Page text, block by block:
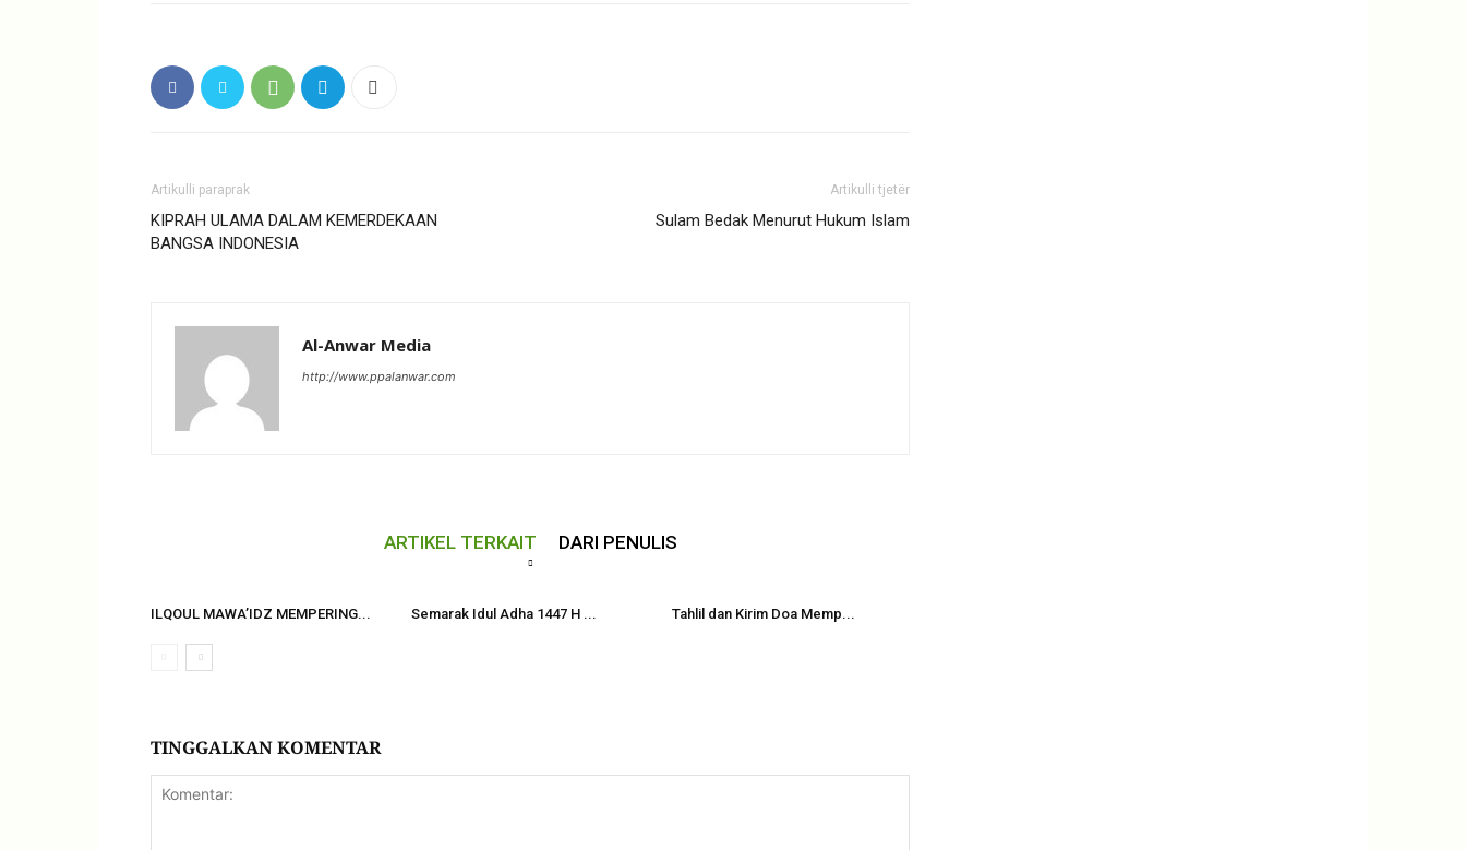
Artikulli paraprak
KIPRAH ULAMA DALAM KEMERDEKAAN
BANGSA INDONESIA
Artikulli tjetër
Sulam Bedak Menurut Hukum Islam
Al-Anwar Media
http://www.ppalanwar.com
ARTIKEL TERKAIT DARI PENULIS
ILQOUL MAWA’IDZ MEMPERING... Semarak Idul Adha 1447 H ... Tahlil dan Kirim Doa Memp...
TINGGALKAN KOMENTAR